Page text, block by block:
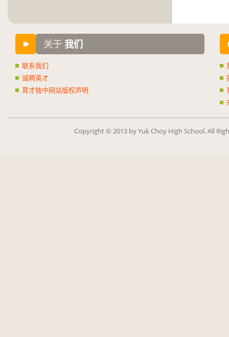
关于 我们
联系我们
诚聘英才
育才独中网站版权声明
Copy­right © 2013 by Yuk Choy High School. All